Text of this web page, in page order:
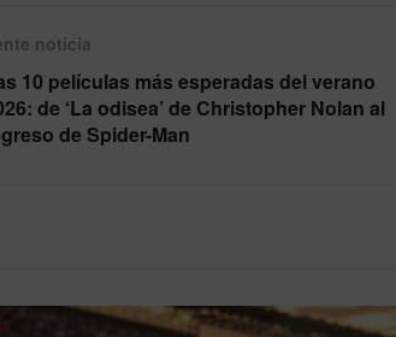
noticia
10 películas más esperadas del verano
de ‘La odisea’ de Christopher Nolan al
de Spider-Man